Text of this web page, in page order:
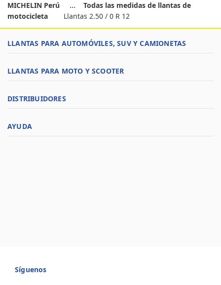
MICHELIN Perú
Todas las medidas de llantas de
motocicleta
Llantas 2.50 / 0 R 12
LLANTAS PARA AUTOMÓVILES, SUV Y CAMIONETAS
LLANTAS PARA MOTO Y SCOOTER
DISTRIBUIDORES
AYUDA
Síguenos